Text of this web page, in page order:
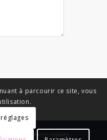
- Mentions légales -
à parcourir ce site, vous